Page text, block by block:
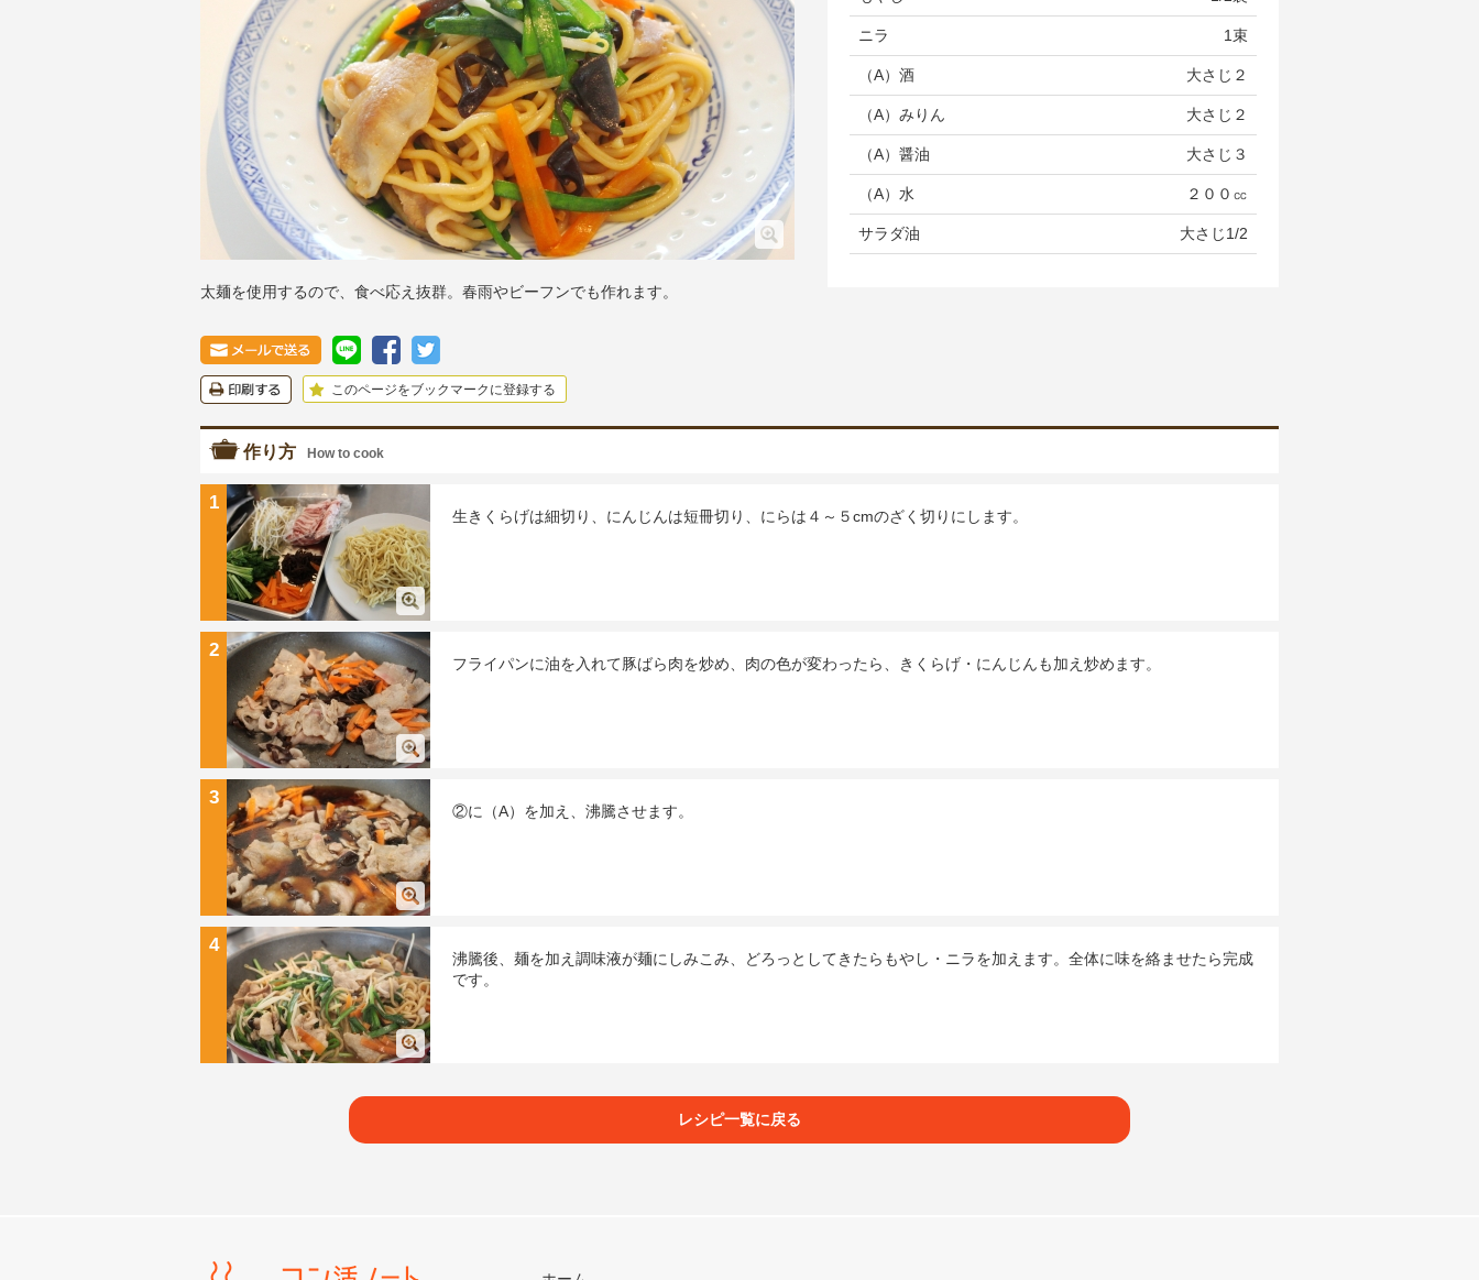
太麺を使用するので、食べ応え抜群。春雨やビーフンでも作れます。
このページをブックマークに登録する
ニラ 1束
（A）酒 大さじ２
（A）みりん 大さじ２
（A）醤油 大さじ３
（A）水 ２００㏄
サラダ油 大さじ1/2
作り方 How to cook
1
生きくらげは細切り、にんじんは短冊切り、にらは４～５cmのざく切りにします。
2
フライパンに油を入れて豚ばら肉を炒め、肉の色が変わったら、きくらげ・にんじんも加え炒めます。
3
②に（A）を加え、沸騰させます。
4
沸騰後、麺を加え調味液が麺にしみこみ、どろっとしてきたらもやし・ニラを加えます。全体に味を絡ませたら完成
です。
レシピ一覧に戻る